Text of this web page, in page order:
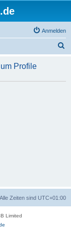
Anmelden
h
Profile
Alle Zeiten sind UTC+01:00
Limited